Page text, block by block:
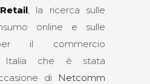
, la ricerca sulle
online e sulle
il commercio
Italia che è stata
di
Netcomm